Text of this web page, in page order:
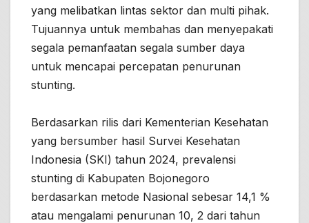
yang melibatkan lintas sektor dan multi pihak.
Tujuannya untuk membahas dan menyepakati
segala pemanfaatan segala sumber daya
untuk mencapai percepatan penurunan
stunting.
Berdasarkan rilis dari Kementerian Kesehatan
yang bersumber hasil Survei Kesehatan
Indonesia (SKI) tahun 2024, prevalensi
stunting di Kabupaten Bojonegoro
berdasarkan metode Nasional sebesar 14,1 %
atau mengalami penurunan 10, 2 dari tahun